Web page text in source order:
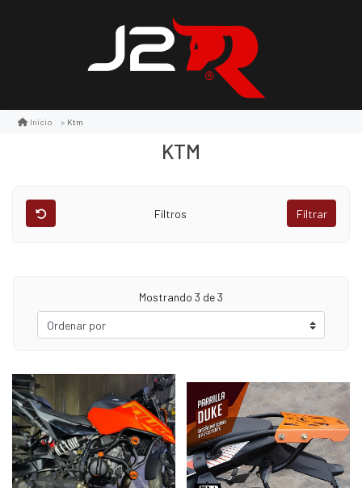
Inicio Ktm
KTM
Filtros Filtrar
Mostrando 3 de 3